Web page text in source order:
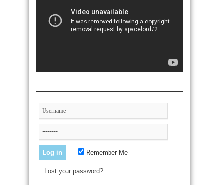
Remember Me
Lost your password?